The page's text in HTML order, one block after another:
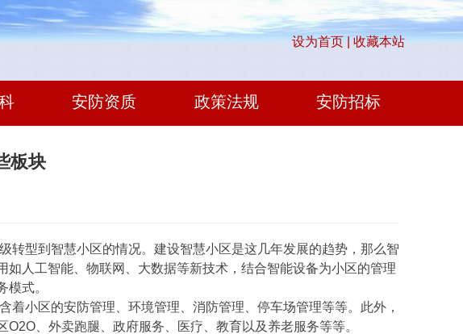
设为首页 | 收藏本站
安防资质 政策法规 安防招标
板块
型到智慧小区的情况。建设智慧小区是这几年发展的趋势，那么智
人工智能、物联网、大数据等新技术，结合智能设备为小区的管理
式。
小区的安防管理、环境管理、消防管理、停车场管理等等。此外，
、外卖跑腿、政府服务、医疗、教育以及养老服务等等。